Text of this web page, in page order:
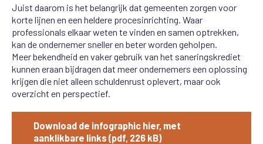
Juist daarom is het belangrijk dat gemeenten zorgen voor
korte lijnen en een heldere procesinrichting. Waar
professionals elkaar weten te vinden en samen optrekken,
kan de ondernemer sneller en beter worden geholpen.
Meer bekendheid en vaker gebruik van het saneringskrediet
kunnen eraan bijdragen dat meer ondernemers een oplossing
krijgen die niet alleen schuldenrust oplevert, maar ook
overzicht en perspectief.
Download de infographic hier, met
aanklikbare links (pdf, 226 kB)